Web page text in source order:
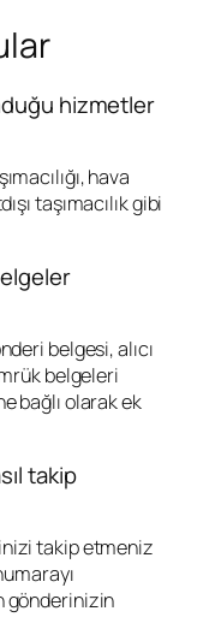
hizmetler
hava
taşımacılık gibi
belgesi, alıcı
belgeleri
bağlı olarak ek
takip
takip etmeniz
gönderinizin